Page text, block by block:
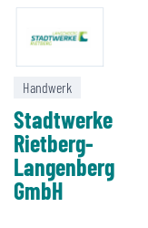
Handwerk
Stadtwerke
Rietberg-
Langenberg
GmbH